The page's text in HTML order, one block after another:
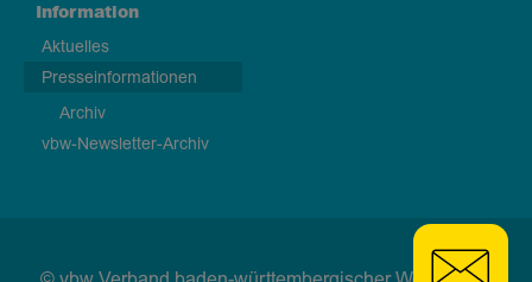
Information
Aktuelles
Presseinformationen
Archiv
vbw-Newsletter-Archiv